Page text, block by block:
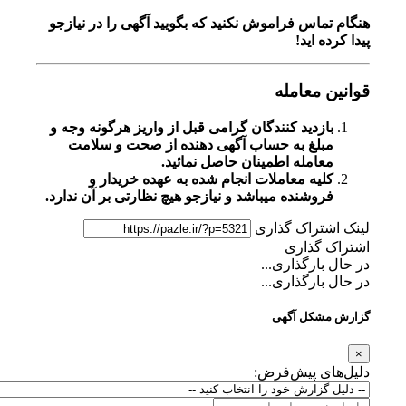
هنگام تماس فراموش نکنید که بگویید آگهی را در نیازجو
پیدا کرده اید!
قوانین معامله
بازدید کنندگان گرامی قبل از واریز هرگونه وجه و
مبلغ به حساب آگهی دهنده از صحت و سلامت
معامله اطمینان حاصل نمائید.
کلیه معاملات انجام شده به عهده خریدار و
فروشنده میباشد و نیازجو هیچ نظارتی بر آن ندارد.
لینک اشتراک گذاری
اشتراک گذاری
در حال بارگذاری...
در حال بارگذاری...
گزارش مشکل آگهی
دلیل‌های پیش‌فرض: